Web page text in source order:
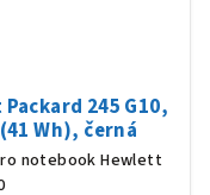
245 G10,
Wh), černá
notebook Hewlett